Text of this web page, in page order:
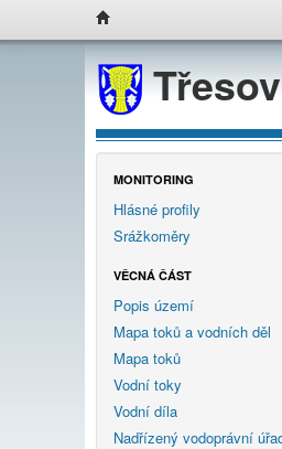
MONITORING
Hlásné profily
Srážkoměry
VĚCNÁ ČÁST
Popis území
Mapa toků a vodních děl
Mapa toků
Vodní toky
Vodní díla
Nadřízený vodoprávní